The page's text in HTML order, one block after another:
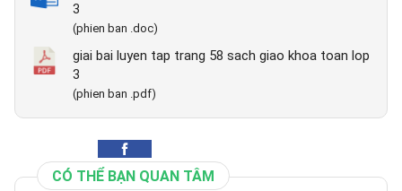
3
(phien ban .doc)
giai bai luyen tap trang 58 sach giao khoa toan lop
3
(phien ban .pdf)
CÓ THỂ BẠN QUAN TÂM